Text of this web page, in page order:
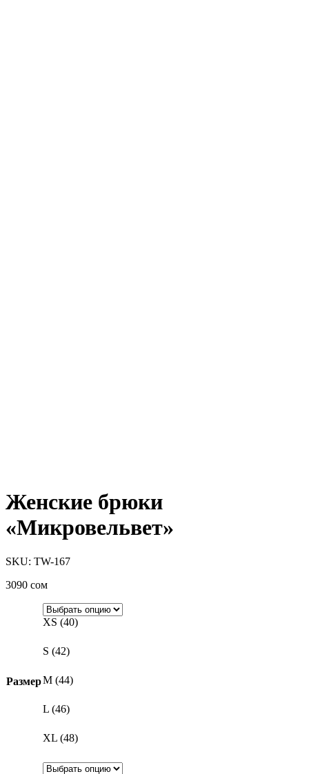
Женские брюки
«Микровельвет»
SKU: TW-167
3090 сом
Размер
XS (40)
S (42)
M (44)
L (46)
XL (48)